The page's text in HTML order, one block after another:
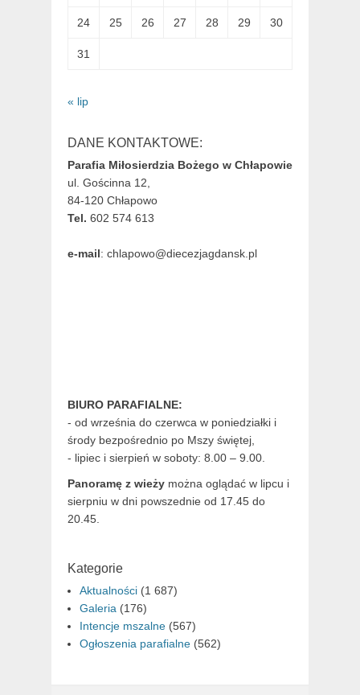
24 25 26 27 28 29 30
31
« lip
DANE KONTAKTOWE:
Parafia Miłosierdzia Bożego w Chłapowie
ul. Gościnna 12,
84-120 Chłapowo
Tel. 602 574 613
e-mail: chlapowo@diecezjagdansk.pl
BIURO PARAFIALNE:
- od września do czerwca w poniedziałki i
środy bezpośrednio po Mszy świętej,
- lipiec i sierpień w soboty: 8.00 – 9.00.
Panoramę z wieży można oglądać w lipcu i
sierpniu w dni powszednie od 17.45 do
20.45.
Kategorie
Aktualności (1 687)
Galeria (176)
Intencje mszalne (567)
Ogłoszenia parafialne (562)